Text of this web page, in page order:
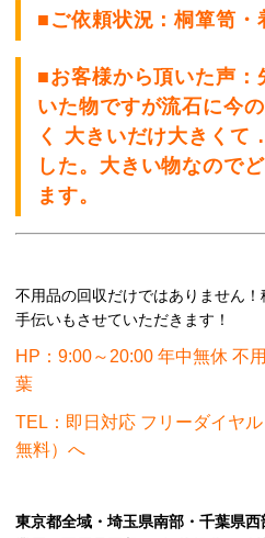
■ご依頼状況：桐箪笥・
■お客様から頂いた声：
いた物ですが流石に今
く 大きいだけ大きくて
した。大きい物なので
ます。
不用品の回収だけではありません
手伝いもさせていただきます！
HP：9:00～20:00 年中無休 不
葉
TEL：即日対応 フリーダイヤ
無料）へ
東京都全域・埼玉県南部・千葉県